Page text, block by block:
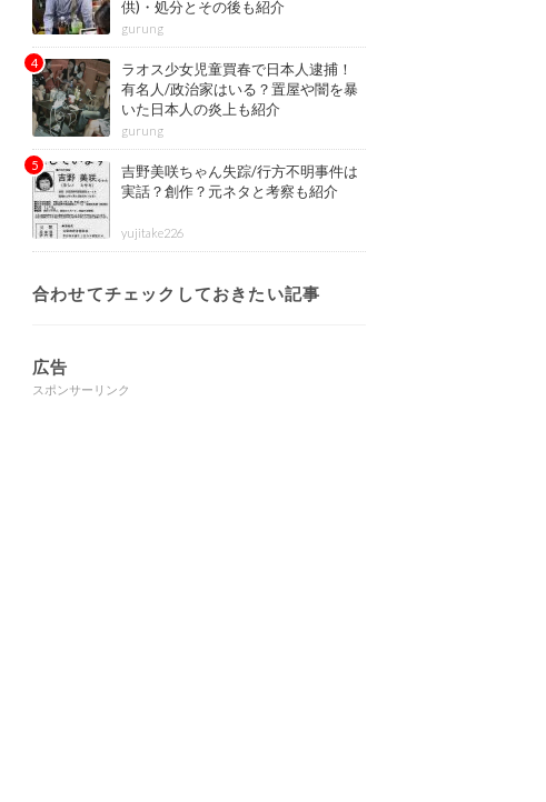
供)・処分とその後も紹介
gurung
ラオス少女児童買春で日本人逮捕！
有名人/政治家はいる？置屋や闇を暴
いた日本人の炎上も紹介
gurung
吉野美咲ちゃん失踪/行方不明事件は
実話？創作？元ネタと考察も紹介
yujitake226
合わせてチェックしておきたい記事
広告
スポンサーリンク